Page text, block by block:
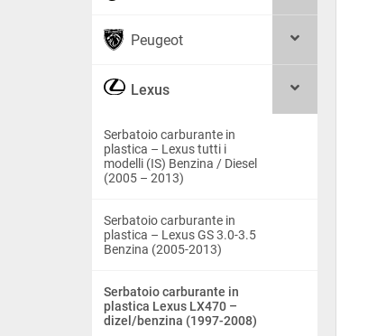
Peugeot
Lexus
Serbatoio carburante in
plastica – Lexus tutti i
modelli (IS) Benzina / Diesel
(2005 – 2013)
Serbatoio carburante in
plastica – Lexus GS 3.0-3.5
Benzina (2005-2013)
Serbatoio carburante in
plastica Lexus LX470 –
dizel/benzina (1997-2008)